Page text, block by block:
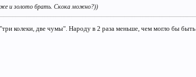
и золото брать. Скока можно?))
колеки, две чумы". Народу в 2 раза меньше, чем могло бы быть.